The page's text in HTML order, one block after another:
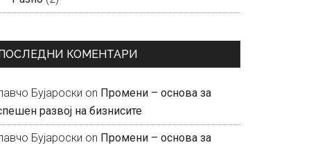
КОМЕНТАРИ
Бујароски on Промени – основа за
развој на бизнисите
Бујароски on Промени – основа за